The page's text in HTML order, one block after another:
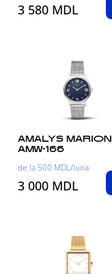
3 580 MDL
AMALYS MARION
AMW-166
de la 500 MDL/luna
3 000 MDL